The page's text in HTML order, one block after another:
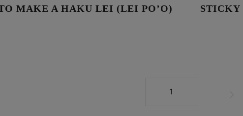
MAKE A HAKU LEI (LEI PO’O)
STICKY
1